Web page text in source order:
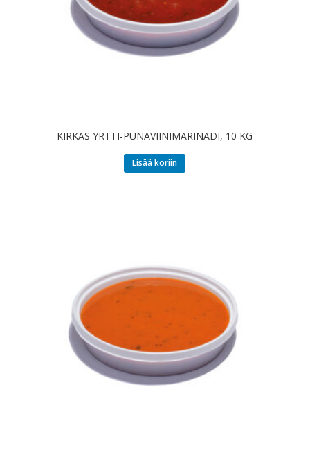
KIRKAS YRTTI-PUNAVIINIMARINADI, 10 KG
Lisää koriin